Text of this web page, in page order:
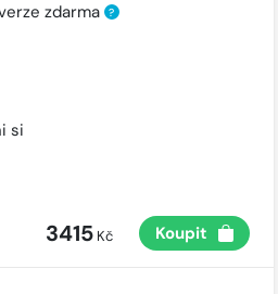
zdarma ?
si
3415Kč Koupit